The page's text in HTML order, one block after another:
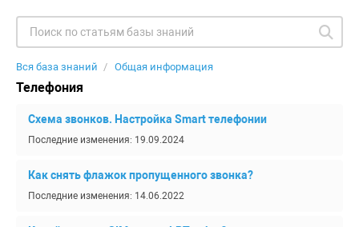
Вся база знаний Общая информация
Телефония
Схема звонков. Настройка Smart телефонии
Последние изменения: 19.09.2024
Как снять флажок пропущенного звонка?
Последние изменения: 14.06.2022